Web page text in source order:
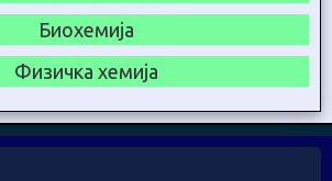
Биохемија
Физичка хемија